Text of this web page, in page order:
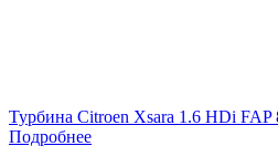
Турбина Citroen Xsara 1.6 HDi FAP
Подробнее